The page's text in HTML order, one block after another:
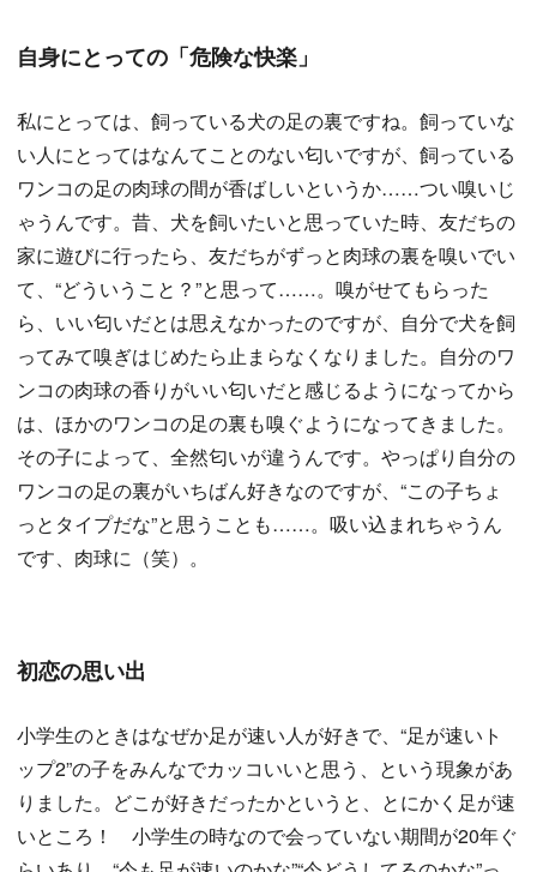
自身にとっての「危険な快楽」
私にとっては、飼っている犬の足の裏ですね。飼っていな
い人にとってはなんてことのない匂いですが、飼っている
ワンコの足の肉球の間が香ばしいというか……つい嗅いじ
ゃうんです。昔、犬を飼いたいと思っていた時、友だちの
家に遊びに行ったら、友だちがずっと肉球の裏を嗅いでい
て、“どういうこと？”と思って……。嗅がせてもらった
ら、いい匂いだとは思えなかったのですが、自分で犬を飼
ってみて嗅ぎはじめたら止まらなくなりました。自分のワ
ンコの肉球の香りがいい匂いだと感じるようになってから
は、ほかのワンコの足の裏も嗅ぐようになってきました。
その子によって、全然匂いが違うんです。やっぱり自分の
ワンコの足の裏がいちばん好きなのですが、“この子ちょ
っとタイプだな”と思うことも……。吸い込まれちゃうん
です、肉球に（笑）。
初恋の思い出
小学生のときはなぜか足が速い人が好きで、“足が速いト
ップ2”の子をみんなでカッコいいと思う、という現象があ
りました。どこが好きだったかというと、とにかく足が速
いところ！ 小学生の時なので会っていない期間が20年ぐ